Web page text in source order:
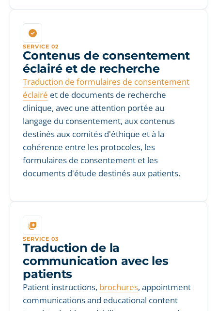
SERVICE 02
Contenus de consentement
éclairé et de recherche
Traduction de formulaires de consentement
éclairé et de documents de recherche
clinique, avec une attention portée au
langage du consentement, aux contenus
destinés aux comités d'éthique et à la
cohérence entre les protocoles, les
formulaires de consentement et les
documents d'étude destinés aux patients.
SERVICE 03
Traduction de la
communication avec les
patients
Patient instructions, brochures, appointment
communications and educational content